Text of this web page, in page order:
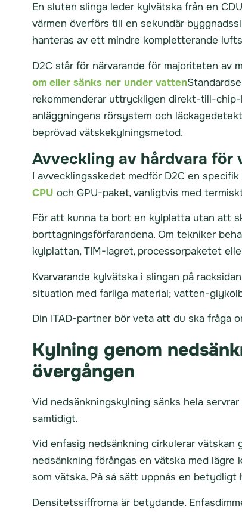
En sluten slinga leder kylvätska från en
värmen överförs till en sekundär
hanteras av ett mindre kompletterande
D2C står för närvarande för majoriteten av
om eller sänks ner under vatten
rekommenderar uttryckligen direkt-till-
anläggningens rörsystem och
beprövad vätskekylningsmetod.
Avveckling av hårdvara
I avvecklingsskedet medför D2C en
CPU och GPU-paket, vanligtvis med
För att kunna ta bort en kylplatta utan att
borttagningsförfarandena. Om tekniker
kylplattan, TIM-lagret, processorpaketet
Kvarvarande kylvätska i slingan på
situation med farliga material; vatten-
Din ITAD-partner bör veta att du ska fråga
Kylning genom
övergången
Vid nedsänkningskylning sänks hela
samtidigt.
Vid enfasig nedsänkning cirkulerar
nedsänkning förångas en vätska med
som vätska. På så sätt uppnås en
Densitetssiffrorna är betydande.